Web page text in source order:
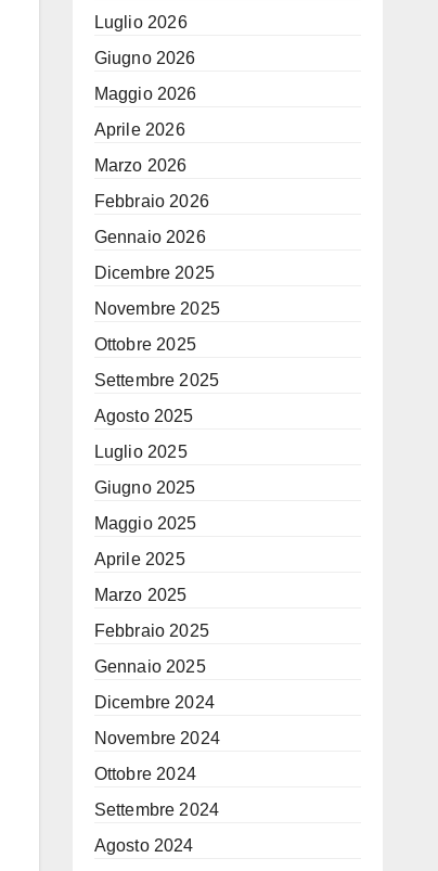
Luglio 2026
Giugno 2026
Maggio 2026
Aprile 2026
Marzo 2026
Febbraio 2026
Gennaio 2026
Dicembre 2025
Novembre 2025
Ottobre 2025
Settembre 2025
Agosto 2025
Luglio 2025
Giugno 2025
Maggio 2025
Aprile 2025
Marzo 2025
Febbraio 2025
Gennaio 2025
Dicembre 2024
Novembre 2024
Ottobre 2024
Settembre 2024
Agosto 2024